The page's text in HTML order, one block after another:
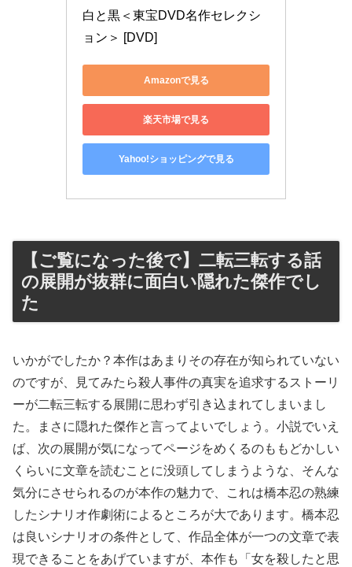
白と黒＜東宝DVD名作セレクシ
ョン＞ [DVD]
Amazonで見る
楽天市場で見る
Yahoo!ショッピングで見る
【ご覧になった後で】二転三転する話
の展開が抜群に面白い隠れた傑作でし
た
いかがでしたか？本作はあまりその存在が知られていない
のですが、見てみたら殺人事件の真実を追求するストーリ
ーが二転三転する展開に思わず引き込まれてしまいまし
た。まさに隠れた傑作と言ってよいでしょう。小説でいえ
ば、次の展開が気になってページをめくるのももどかしい
くらいに文章を読むことに没頭してしまうような、そんな
気分にさせられるのが本作の魅力で、これは橋本忍の熟練
したシナリオ作劇術によるところが大であります。橋本忍
は良いシナリオの条件として、作品全体が一つの文章で表
現できることをあげていますが、本作も「女を殺したと思